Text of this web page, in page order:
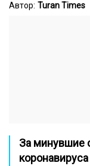
Автор: Turan Times
За минувшие